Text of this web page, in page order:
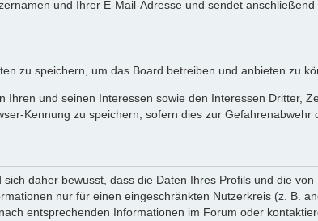
und Ihrer E-Mail-Adresse und sendet
zu speichern, um das Board betreiben und anbieten zu
und seinen Interessen sowie den Interessen Dritter,
Kennung zu speichern, sofern dies zur Gefahrenabwehr
daher bewusst, dass die Daten Ihres Profils und die
nur für einen eingeschränkten Nutzerkreis (z. B.
entsprechenden Informationen im Forum oder